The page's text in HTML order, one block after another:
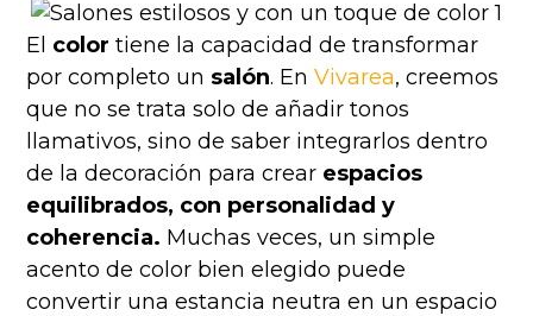
El color tiene la capacidad de transformar
por completo un salón. EnVivarea, creemos
que no se trata solo de añadir tonos
llamativos, sino de saber integrarlos dentro
de la decoración para crear espacios
equilibrados, con personalidad y
coherencia. Muchas veces, un simple
acento de color bien elegido puede
convertir una estancia neutra en un espacio